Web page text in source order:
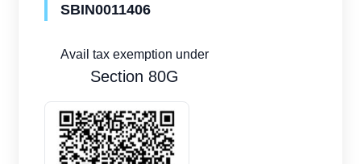
SBIN0011406
Avail tax exemption under
Section 80G